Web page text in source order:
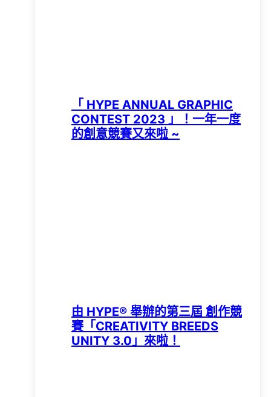
「 HYPE ANNUAL GRAPHIC
CONTEST 2023 」！一年一度
的創意競賽又來啦 ~
由 HYPE®️ 舉辦的第三屆 創作競
賽「CREATIVITY BREEDS
UNITY 3.0」來啦！